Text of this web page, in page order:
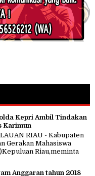
Kepri Ambil Tindakan
Karimun
RIAU - Kabupaten
Gerakan Mahasiswa
Riau,meminta
Anggaran tahun 2018